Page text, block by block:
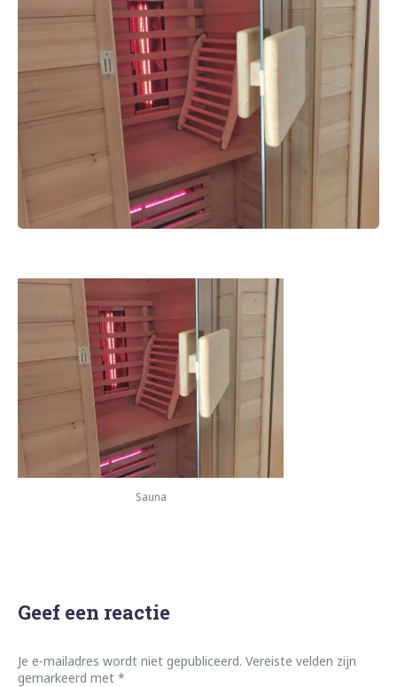
Sauna
Geef een reactie
Je e-mailadres wordt niet gepubliceerd. Vereiste velden zijn
gemarkeerd met *